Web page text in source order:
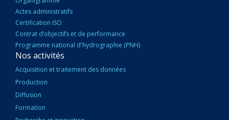
Actes administratifs
Certification ISO
Contrat d’objectifs et de performance
Programme national d'hydrographie (PNH)
Nos activités
Acquisition et traitement des données
Production
Diffusion
Formation